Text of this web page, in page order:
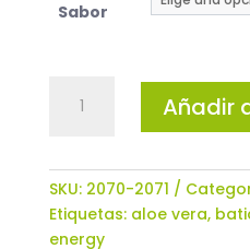
Sabor
BATIDOS
GINKGO
600
gramos
cantidad
Añadir
SKU: 2070-2071
Etiquetas: aloe vera,
energy